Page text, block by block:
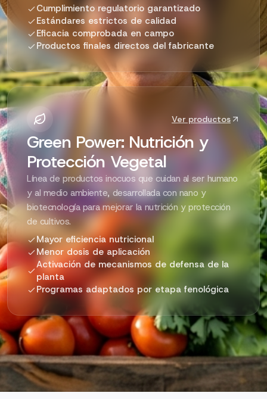
Cumplimiento regulatorio garantizado
Estándares estrictos de calidad
Eficacia comprobada en campo
Productos finales directos del fabricante
Ver productos
Green Power: Nutrición y
Protección Vegetal
Línea de productos inocuos que cuidan al ser humano
y al medio ambiente, desarrollada con nano y
biotecnología para mejorar la nutrición y protección
de cultivos.
Mayor eficiencia nutricional
Menor dosis de aplicación
Activación de mecanismos de defensa de la
planta
Programas adaptados por etapa fenológica